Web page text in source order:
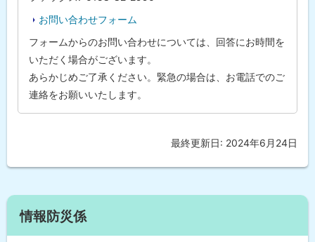
わ
先
・
担
当
お問い合わせフォーム
フォームからのお問い合わせについては、回答にお時間を
いただく場合がございます。
あらかじめご了承ください。緊急の場合は、お電話でのご
連絡をお願いいたします。
に
戻
最終更新日: 2024年6月24日
サ
イ
情報防災係